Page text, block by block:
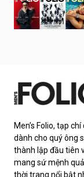
Men’s Folio, tạp
dành cho quý ông
thành lập đầu tiên
mang sứ mệnh
thời trang nổi bật